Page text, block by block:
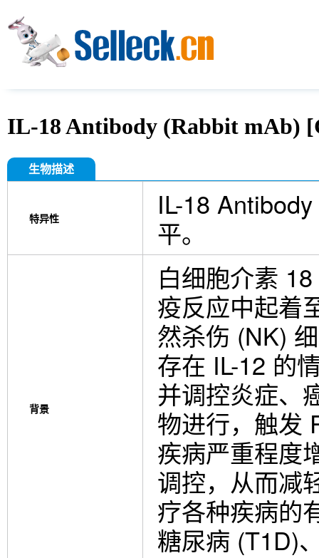
IL-18 Antibody (Rabbit mAb)
生物描述
特异性
IL-18
平。
背景
白细胞介素
疫反应中起着
然杀伤 (NK)
存在 IL-12 的
并调控炎症、
物进行，触发
疾病严重程度
调控，从而减
疗各种疾病的
糖尿病 (T1D)